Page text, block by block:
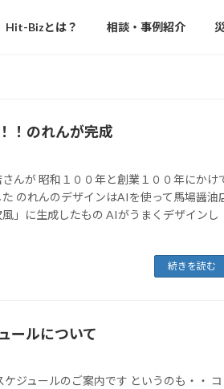
Hit-Bizとは？ 相談・事例紹介
！のれんが完成
んが 昭和１００年と創業１００年にかけ
のれんのデザインはAIを使って馬場醤油
」に生成したもの AIがうまくデザインし
続きを読む
ールについて
ジュールのご案内です というのも・・ コ